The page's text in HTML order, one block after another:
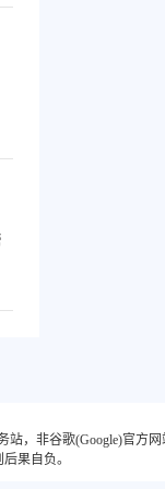
，非谷歌(Google)官方网
果自负。